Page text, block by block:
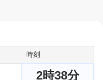
時刻
2時38分